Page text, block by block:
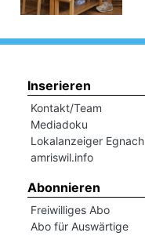
Inserieren
Kontakt/Team
Mediadoku
Lokalanzeiger Egnach
amriswil.info
Abonnieren
Freiwilliges Abo
Abo für Auswärtige